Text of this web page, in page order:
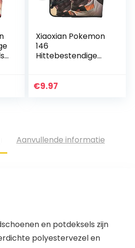
Xiaoxian Pokemon
146
Hittebestendige
ovenhandschoene
€9.97
Aanvullende informatie
en potdeksels zijn
polyestervezel en